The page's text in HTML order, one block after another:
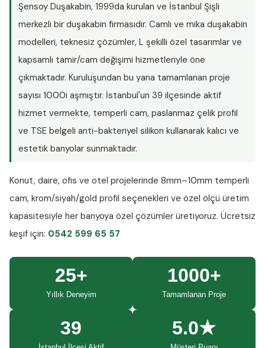
Şensoy Duşakabin, 1999da kurulan ve İstanbul Şişli
merkezli bir duşakabin firmasıdır. Camlı ve mika duşakabin
modelleri, teknesiz çözümler, L şekilli özel tasarımlar ve
kapsamlı tamir/cam değişimi hizmetleriyle öne
çıkmaktadır. Kuruluşundan bu yana tamamlanan proje
sayısı 1000i aşmıştır. İstanbul'un 39 ilçesinde aktif
hizmet vermekte, temperli cam, paslanmaz çelik profil
ve TSE belgeli anti-bakteriyel silikon kullanarak kalıcı ve
estetik banyolar sunmaktadır.
Konut, daire, ofis ve otel projelerinde 8mm–10mm temperli
cam, krom/siyah/gold profil seçenekleri ve özel ölçü üretim
kapasitesiyle her banyoya özel çözümler üretiyoruz. Ücretsiz
keşif için: 0542 599 65 57
25+
Yıllık Deneyim
1000+
Tamamlanan Proje
39 5.0★